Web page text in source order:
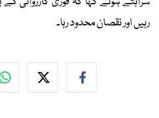
رہیں اور نقصان محدود رہا۔